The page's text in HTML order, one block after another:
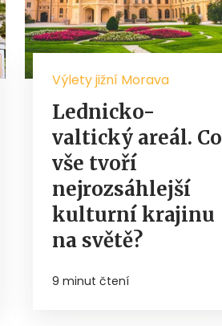
Výlety jižní Morava
Lednicko-
valtický areál. Co
vše tvoří
nejrozsáhlejší
kulturní krajinu
na světě?
9 minut čtení